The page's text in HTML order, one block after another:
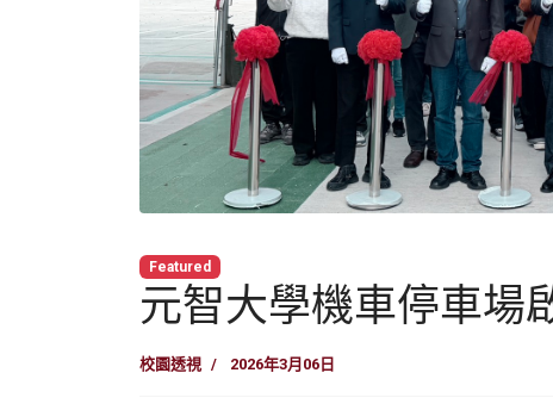
Featured
元智大學機車停車
校園透視 2026年3月06日